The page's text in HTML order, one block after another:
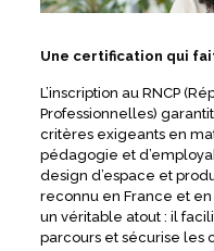
Une certification qui
L’inscription au RNCP
Professionnelles)
critères exigeants en
pédagogie et
design d’espace et
reconnu en France et en
un véritable atout : il
parcours et sécurise les